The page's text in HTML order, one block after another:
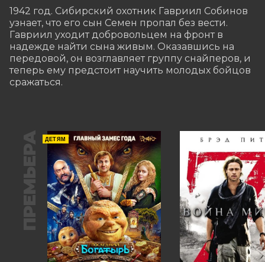
1942 год. Сибирский охотник Гавриил Собинов
узнает, что его сын Семен пропал без вести.
Гавриил уходит добровольцем на фронт в
надежде найти сына живым. Оказавшись на
передовой, он возглавляет группу снайперов, и
теперь ему предстоит научить молодых бойцов
сражаться.
ПРЕМЬЕРА ДЕТЯМ